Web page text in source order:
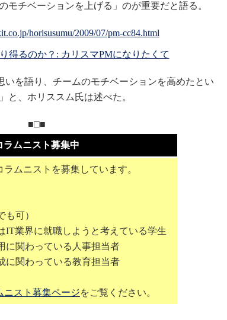
モチベーションを上げる」のが重要だと語る。
得るのか？: カリスマPMになりたくて
を語り、チームのモチベーションを高めたとい
と、ホリススム氏は述べた。
■□■
ラムニスト募集中
ムニストを募集しています。
可）
業界に就職しようと考えている学生
関わっている人事担当者
関わっている教育担当者
ニスト募集ページをご覧ください。